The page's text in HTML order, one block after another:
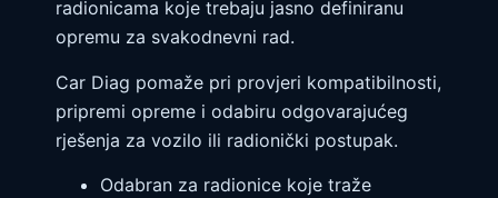
radionicama koje trebaju jasno definiranu
opremu za svakodnevni rad.
Car Diag pomaže pri provjeri kompatibilnosti,
pripremi opreme i odabiru odgovarajućeg
rješenja za vozilo ili radionički postupak.
Odabran za radionice koje traže